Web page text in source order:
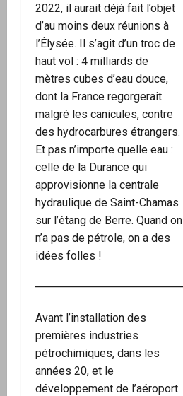
2022, il aurait déjà fait l’objet
d’au moins deux réunions à
l’Élysée. Il s’agit d’un troc de
haut vol : 4 milliards de
mètres cubes d’eau douce,
dont la France regorgerait
malgré les canicules, contre
des hydrocarbures étrangers.
Et pas n’importe quelle eau :
celle de la Durance qui
approvisionne la centrale
hydraulique de Saint-Chamas
sur l’étang de Berre. Quand on
n’a pas de pétrole, on a des
idées folles !
Avant l’installation des
premières industries
pétrochimiques, dans les
années 20, et le
développement de l’aéroport